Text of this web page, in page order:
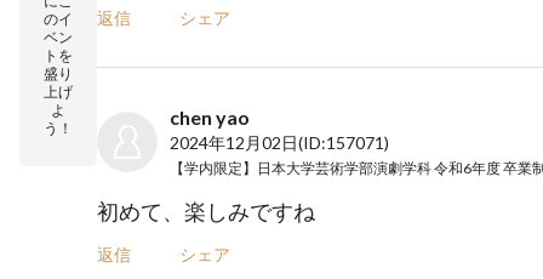
のイ
ベン
トを
盛り
上げ
よ
う！
返信 シェア
chen yao
2024年12月02日(ID:157071)
初めて、楽しみですね
返信 シェア